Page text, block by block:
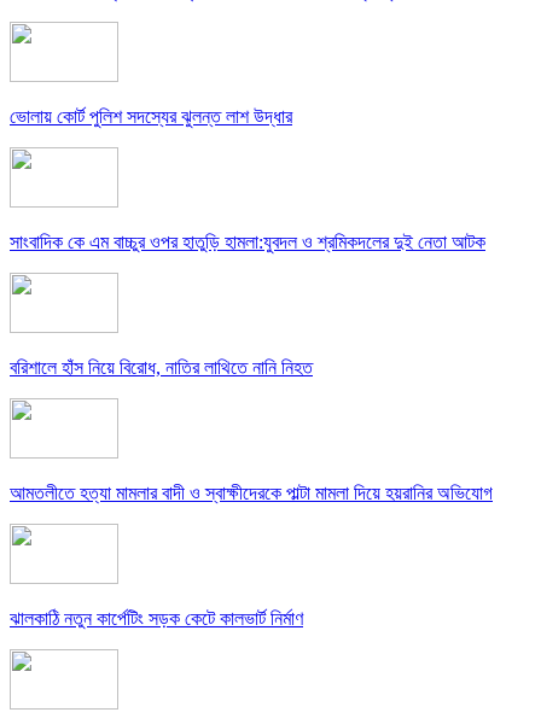
ভোলায় কোর্ট পুলিশ সদস্যের ঝুলন্ত লাশ উদ্ধার
সাংবাদিক কে এম বাচ্চুর ওপর হাতুড়ি হামলা:যুবদল ও শ্রমিকদলের দুই নেতা আটক
বরিশালে হাঁস নিয়ে বিরোধ, নাতির লাথিতে নানি নিহত
আমতলীতে হত্যা মামলার বাদী ও স্বাক্ষীদেরকে পাল্টা মামলা দিয়ে হয়রানির অভিযোগ
ঝালকাঠি নতুন কার্পেটিং সড়ক কেটে কালভার্ট নির্মাণ